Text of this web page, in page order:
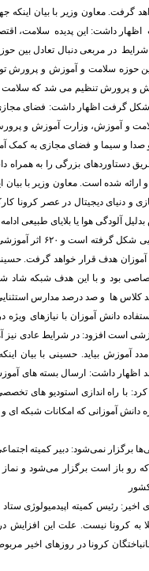
گرفت. معاون وزیر با بیان
اظهار داشت: این پدیده سلامت،
در مربعی دنبال تعادل بین
حوزه سلامت و آموزش و پرورش
و پرورش تنظیم می شد که
شکل گرفت اظهار داشت: فضای
و آموزش، وزارت آموزش و
و سیما و فضای مجازی به کمک
شده است. معاون وزیر با
و دنیای دیجیتال در عصر کرونا
آلودگی هوا یا بلایای طبیعی
فضای مجازی ویژه
آموزان هدف قرار خواهد گرفت.
دانش آموزان با نیازهای ویژه
است افزود: در شرایط عادی نیز
اظهار داشت: ارسال بسته های
با راه اندازی استودیو های
دانش آموزانی که امکانات شبکه
برگزار نمی‌شود: دبیر کمیته
رو باز است برگزار می‌شود و
اخیر: رئیس کمیته اپیدمیولوژی
به کرونا نیست. علت این افزایش
کرونا در روزهای اخیر